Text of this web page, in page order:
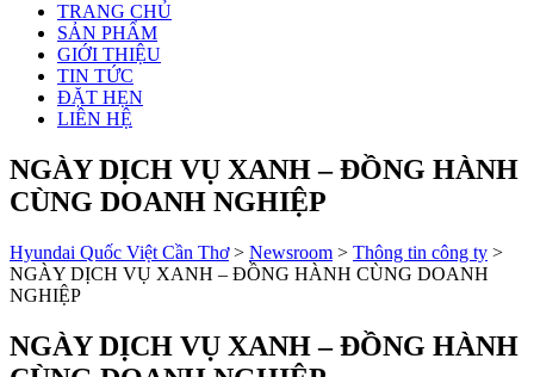
TRANG CHỦ
SẢN PHẨM
GIỚI THIỆU
TIN TỨC
ĐẶT HẸN
LIÊN HỆ
NGÀY DỊCH VỤ XANH – ĐỒNG HÀNH
CÙNG DOANH NGHIỆP
Hyundai Quốc Việt Cần Thơ> Newsroom > Thông tin công ty >
NGÀY DỊCH VỤ XANH – ĐỒNG HÀNH CÙNG DOANH
NGHIỆP
NGÀY DỊCH VỤ XANH – ĐỒNG HÀNH